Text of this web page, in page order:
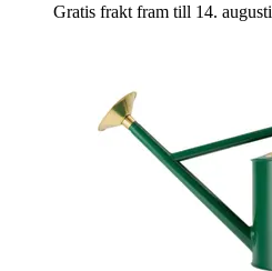
Gratis frakt fram till 14. augusti